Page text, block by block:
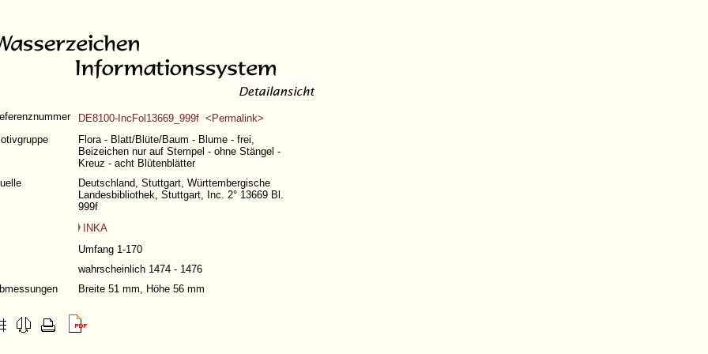
DE8100-IncFol13669_999f <Permalink>
Flora - Blatt/Blüte/Baum - Blume - frei,
Beizeichen nur auf Stempel - ohne Stängel -
Kreuz - acht Blütenblätter
Deutschland, Stuttgart, Württembergische
Landesbibliothek, Stuttgart, Inc. 2° 13669 Bl.
999f
INKA
Umfang 1-170
wahrscheinlich 1474 - 1476
Breite 51 mm, Höhe 56 mm